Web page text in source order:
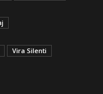
Vira Silenti